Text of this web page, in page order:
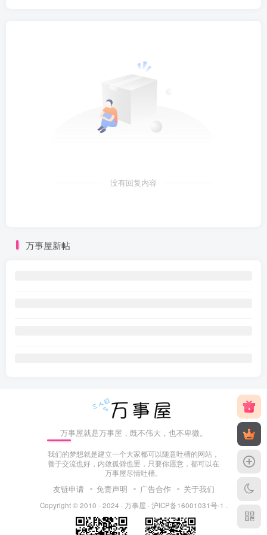
没有回复内容
万事屋新帖
万事屋就是万事屋，既不伟大，也不卑微。
我们的梦想就是建立一个大家都可以随意吐槽的网站，
善于交流也好，内敛孤僻也罢，只要你愿意，都可以在
万事屋尽情吐槽。
友链申请 免责声明 广告合作 关于我们
Copyright © 2010 - 2024 · 万事屋 · 沪ICP备16001031号-1